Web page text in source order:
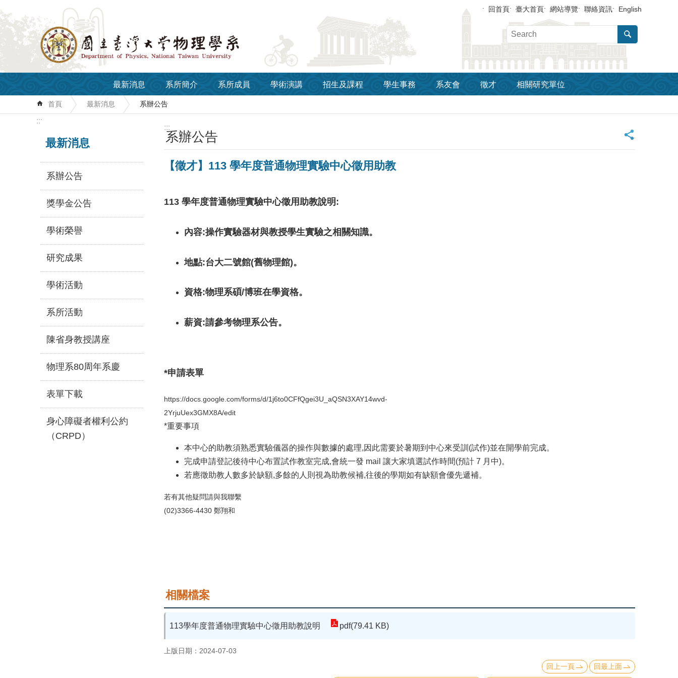
跳到主要內容區塊 回首頁 臺大首頁 網站導覽 聯絡資訊 English
最新消息 系所簡介 系所成員 學術演講 招生及課程 學生事務 系友會 徵才 相關研究單位
首頁 最新消息 系辦公告
:::
最新消息
系辦公告
獎學金公告
學術榮譽
研究成果
學術活動
系所活動
陳省身教授講座
物理系80周年系慶
表單下載
身心障礙者權利公約
（CRPD）
:::
系辦公告 _
【徵才】113 學年度普通物理實驗中心徵用助教
113 學年度普通物理實驗中心徵用助教說明:
內容:操作實驗器材與教授學生實驗之相關知識。
地點:台大二號館(舊物理館)。
資格:物理系碩/博班在學資格。
薪資:請參考物理系公告。
*申請表單
https://docs.google.com/forms/d/1j6to0CFfQgei3U_aQSN3XAY14wvd-
2YrjuUex3GMX8A/edit
*重要事項
本中心的助教須熟悉實驗儀器的操作與數據的處理,因此需要於暑期到中心來受訓(試作)並在開學前完成。
完成申請登記後待中心布置試作教室完成,會統一發 mail 讓大家填選試作時間(預計 7 月中)。
若應徵助教人數多於缺額,多餘的人則視為助教候補,往後的學期如有缺額會優先遞補。
若有其他疑問請與我聯繫
(02)3366-4430 鄭翔和
相關檔案
113學年度普通物理實驗中心徵用助教說明 pdf(79.41 KB)
上版日期：2024-07-03
回上一頁
回最上面